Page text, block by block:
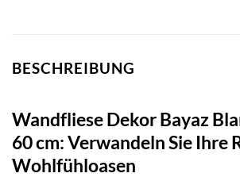
BESCHREIBUNG
Wandfliese Dekor Bayaz
60 cm: Verwandeln Sie Ihre
Wohlfühloasen